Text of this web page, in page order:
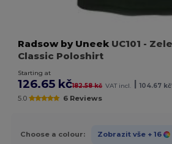
Radsow by Uneek UC101 -
Classic Poloshirt
Starting at
126.65 kč182.58 kč VAT incl. | 104.67 kč
5.0 6 Reviews
Choose a colour: Zobrazit vše + 16